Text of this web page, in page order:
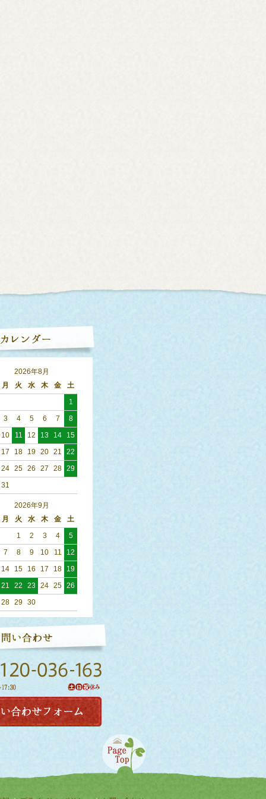
2026年8月
月
火 水 木 金
土
1
3
4 5 6 7
8
10
11 12 13 14
15
17
18 19 20 21
22
24 25 26 27 28 29
31
2026年9月
月
火 水 木 金
土
1
2 3 4
5
7
8 9 10 11
12
14
15 16 17 18
19
21
22 23 24 25 26
28 29 30